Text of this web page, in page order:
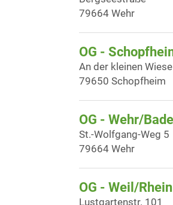
79664 Wehr
OG -
An der kleinen Wiese
79650 Schopfheim
OG - Wehr/
St.-Wolfgang-Weg 5
79664 Wehr
OG - Weil/
Lustgartenstr. 101